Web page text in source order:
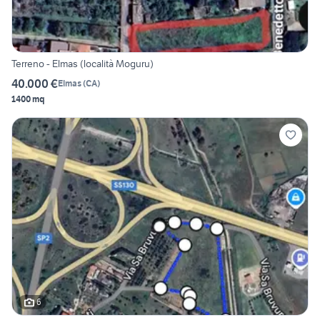
Terreno - Elmas (località Moguru)
40.000 €Elmas(CA)
1400 mq
6